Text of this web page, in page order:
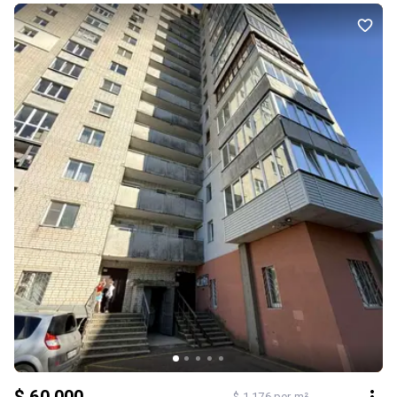
майданчиком 💡 Вигідна ціна — чудова можливість купити
простору квартиру та зробити ремонт на свій смак 📞 Контакти:
Анна | “Твої Мрії” 📱 097-50-444-82